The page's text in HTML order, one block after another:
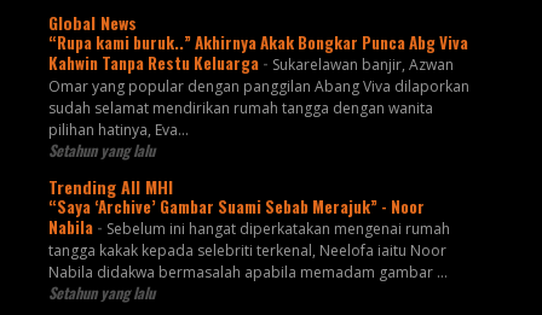
Global News
“Rupa kami buruk..” Akhirnya Akak Bongkar Punca Abg Viva
Kahwin Tanpa Restu Keluarga - Sukarelawan banjir, Azwan
Omar yang popular dengan panggilan Abang Viva dilaporkan
sudah selamat mendirikan rumah tangga dengan wanita
pilihan hatinya, Eva...
Setahun yang lalu
Trending All MHI
“Saya ‘Archive’ Gambar Suami Sebab Merajuk” - Noor
Nabila - Sebelum ini hangat diperkatakan mengenai rumah
tangga kakak kepada selebriti terkenal, Neelofa iaitu Noor
Nabila didakwa bermasalah apabila memadam gambar ...
Setahun yang lalu